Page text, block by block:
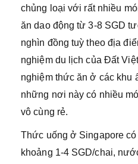
chủng loại với rất nhiều
ăn dao động từ 3-8 SGD
nghìn đồng tuỳ theo địa
nghiệm du lịch của Đất
nghiệm thức ăn ở các khu
những nơi này có nhiều
vô cùng rẻ.
Thức uống ở Singapore
khoảng 1-4 SGD/chai,